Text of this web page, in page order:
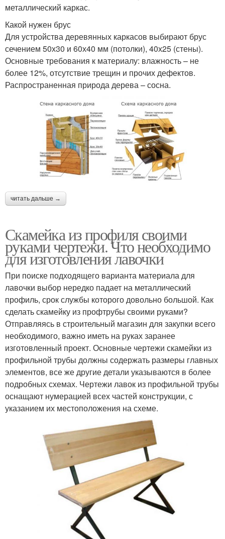
металлический каркас.
Какой нужен брус
Для устройства деревянных каркасов выбирают брус
сечением 50х30 и 60х40 мм (потолки), 40х25 (стены).
Основные требования к материалу: влажность – не
более 12%, отсутствие трещин и прочих дефектов.
Распространенная природа дерева – сосна.
читать дальше →
Скамейка из профиля своими
руками чертежи. Что необходимо
для изготовления лавочки
При поиске подходящего варианта материала для
лавочки выбор нередко падает на металлический
профиль, срок службы которого довольно большой. Как
сделать скамейку из профтрубы своими руками?
Отправляясь в строительный магазин для закупки всего
необходимого, важно иметь на руках заранее
изготовленный проект. Основные чертежи скамейки из
профильной трубы должны содержать размеры главных
элементов, все же другие детали указываются в более
подробных схемах. Чертежи лавок из профильной трубы
оснащают нумерацией всех частей конструкции, с
указанием их местоположения на схеме.